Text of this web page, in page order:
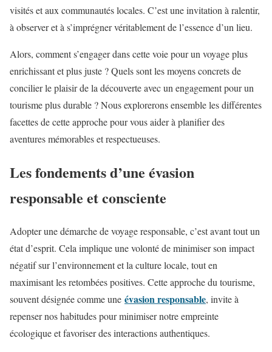
visités et aux communautés locales. C’est une invitation à ralentir,
à observer et à s’imprégner véritablement de l’essence d’un lieu.
Alors, comment s’engager dans cette voie pour un voyage plus
enrichissant et plus juste ? Quels sont les moyens concrets de
concilier le plaisir de la découverte avec un engagement pour un
tourisme plus durable ? Nous explorerons ensemble les différentes
facettes de cette approche pour vous aider à planifier des
aventures mémorables et respectueuses.
Les fondements d’une évasion
responsable et consciente
Adopter une démarche de voyage responsable, c’est avant tout un
état d’esprit. Cela implique une volonté de minimiser son impact
négatif sur l’environnement et la culture locale, tout en
maximisant les retombées positives. Cette approche du tourisme,
souvent désignée comme une évasion responsable, invite à
repenser nos habitudes pour minimiser notre empreinte
écologique et favoriser des interactions authentiques.